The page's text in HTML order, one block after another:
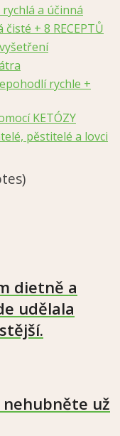
a účinná
+ 8 RECEPTŮ
rychle +
KETÓZY
pěstitelé a lovci
dietně a
udělala
už